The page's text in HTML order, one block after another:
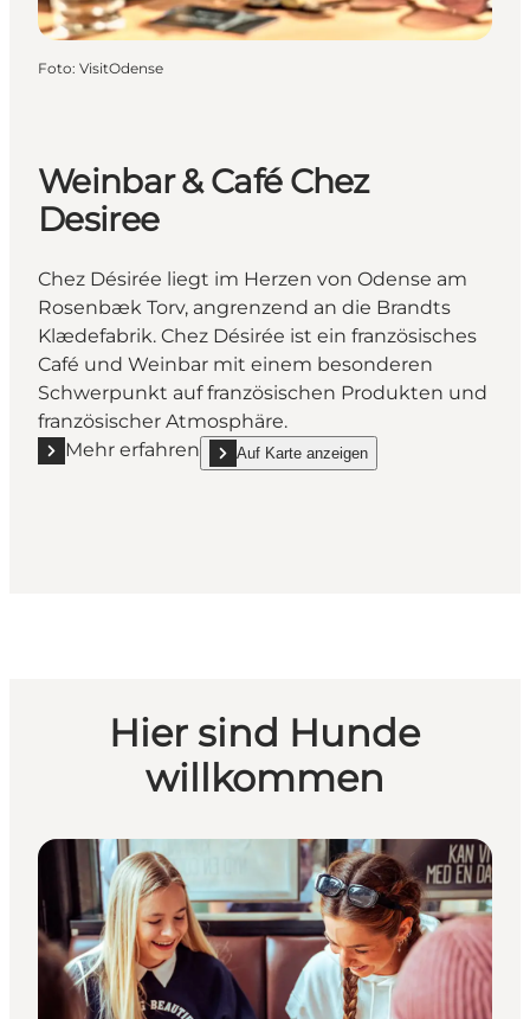
Foto: VisitOdense
Weinbar & Café Chez
Desiree
Chez Désirée liegt im Herzen von Odense am
Rosenbæk Torv, angrenzend an die Brandts
Klædefabrik. Chez Désirée ist ein französisches
Café und Weinbar mit einem besonderen
Schwerpunkt auf französischen Produkten und
französischer Atmosphäre.
Mehr erfahren
Mehr erfahren "Weinbar & Café Chez Desiree"
Auf Karte anzeigen
show Weinbar & Café Chez Desiree on_map
Hier sind Hunde
willkommen